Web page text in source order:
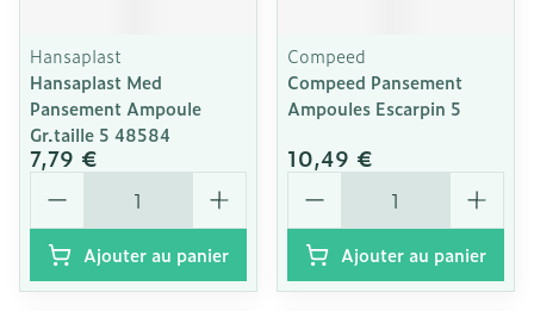
Hansaplast
Hansaplast Med
Pansement Ampoule
Gr.taille 5 48584
7,79 €
Quantité
Ajouter au panier
Compeed
Compeed Pansement
Ampoules Escarpin 5
10,49 €
Quantité
Ajouter au panier